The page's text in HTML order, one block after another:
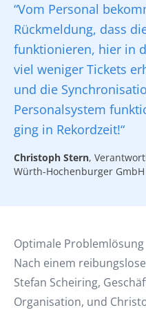
“Vom Personal
Rückmeldung, dass
funktionieren, hier in
viel weniger Tickets
und die
Personalsystem
ging in Rekordzeit!“
Christoph Stern,
Würth-Hochenburger GmbH
Optimale Problemlösung
Nach einem
Stefan Scheiring,
Organisation, und